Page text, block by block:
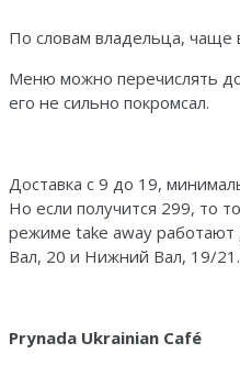
По словам владельца, чаще
Меню можно перечислять
его не сильно покромсал.
Доставка с 9 до 19,
Но если получится 299, то
режиме take away работают
Вал, 20 и Нижний Вал, 19/21.
Prynada Ukrainian Café